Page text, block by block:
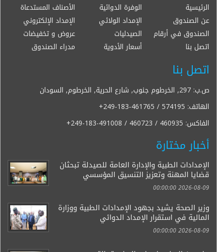
الرئيسية الوفرة الدوائية
الأصناف المستدعاة
عن الصندوق
الإمداد الولائي
الإمداد الإلكتروني
الصندوق في أرقام
الصيدليات
عروض و تخفيضات
اتصل بنا
أسعار الأدوية مدراء الصندوق
اتصل بنا
ص.ب: 297, الخرطوم جنوب, شارع الحرية, الخرطوم, السودان
الهاتف: +249-183-461765 / 574195
الفاكس: +249-183-491008 / 460723 / 460935
أخبار مختارة
الإمدادات الطبية والإدارة العامة للصيدلة تبحثان
قضايا المهنة وتعزيز التنسيق المؤسسي
2026-08-09 00:00:00
وزير الصحة يشيد بجهود الإمدادات الطبية ووزارة
المالية في استقرار الإمداد الدوائي
2026-08-09 00:00:00